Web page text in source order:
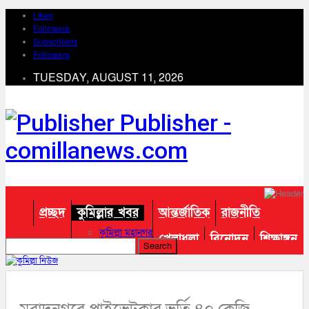
Likes
Followers
Subscribers
Followers
TUESDAY, AUGUST 11, 2026
Publisher -
comillanews.com
প্রচ্ছদ কুমিল্লার খবর
কুমিল্লা মহানগর
চান্দিনা
চৌদ্দগ্রাম
দাউদকান্দি
আন্তর্জাতিক
রাজনীতি
খেলাধুলা
বিনোদন
শিক্ষাঙ্গন